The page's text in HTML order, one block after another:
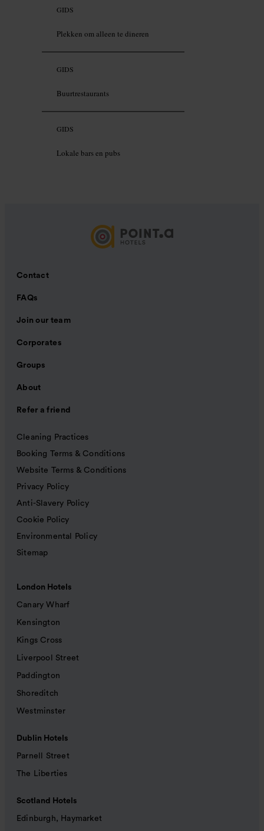
GIDS
Plekken om alleen te dineren
GIDS
Buurtrestaurants
GIDS
Lokale bars en pubs
Contact
FAQs
Join our team
Corporates
Groups
About
Refer a friend
Cleaning Practices
Booking Terms & Conditions
Website Terms & Conditions
Privacy Policy
Anti-Slavery Policy
Cookie Policy
Environmental Policy
Sitemap
London Hotels
Canary Wharf
Kensington
Kings Cross
Liverpool Street
Paddington
Shoreditch
Westminster
Dublin Hotels
Parnell Street
The Liberties
Scotland Hotels
Edinburgh, Haymarket